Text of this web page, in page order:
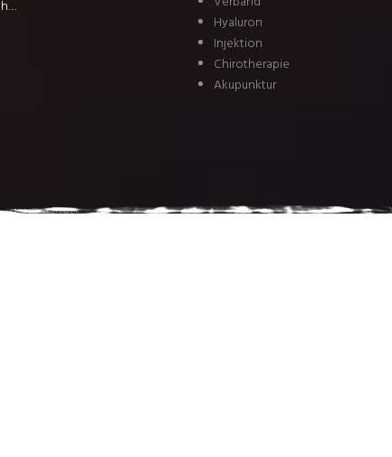
Hyaluron
Injektion
Chirotherapie
Akupunktur